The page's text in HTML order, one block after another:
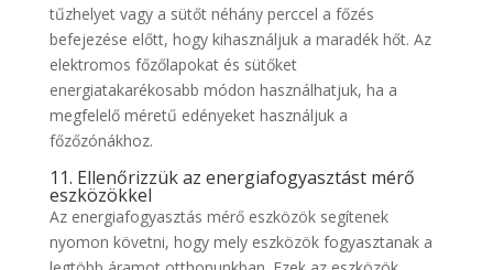
tűzhelyet vagy a sütőt néhány perccel a főzés
befejezése előtt, hogy kihasználjuk a maradék hőt. Az
elektromos főzőlapokat és sütőket
energiatakarékosabb módon használhatjuk, ha a
megfelelő méretű edényeket használjuk a
főzőzónákhoz.
11. Ellenőrizzük az energiafogyasztást mérő
eszközökkel
Az energiafogyasztás mérő eszközök segítenek
nyomon követni, hogy mely eszközök fogyasztanak a